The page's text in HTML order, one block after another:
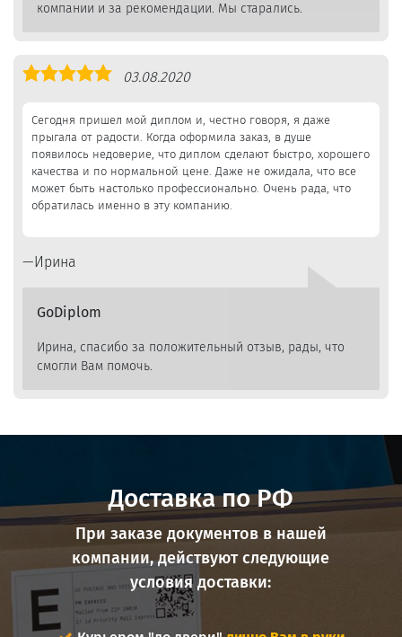
компании и за рекомендации. Мы старались.
Оценка
03.08.2020
Сегодня пришел мой диплом и, честно говоря, я даже
прыгала от радости. Когда оформила заказ, в душе
появилось недоверие, что диплом сделают быстро, хорошего
качества и по нормальной цене. Даже не ожидала, что все
может быть настолько профессионально. Очень рада, что
обратилась именно в эту компанию.
Ирина
GoDiplom
Ирина, спасибо за положительный отзыв, рады, что
смогли Вам помочь.
Доставка по РФ
При заказе документов в нашей
компании, действуют следующие
условия доставки: